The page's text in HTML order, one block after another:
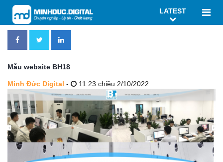
LATEST
Mẫu website BH18
Minh Đức Digital - 11:23 chiều 2/10/2022